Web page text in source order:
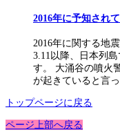
2016年に予知され
2016年に関する地
3.11以降、日本列
す。 大涌谷の噴火
が起きていると言
トップページに戻る
ページ上部へ戻る